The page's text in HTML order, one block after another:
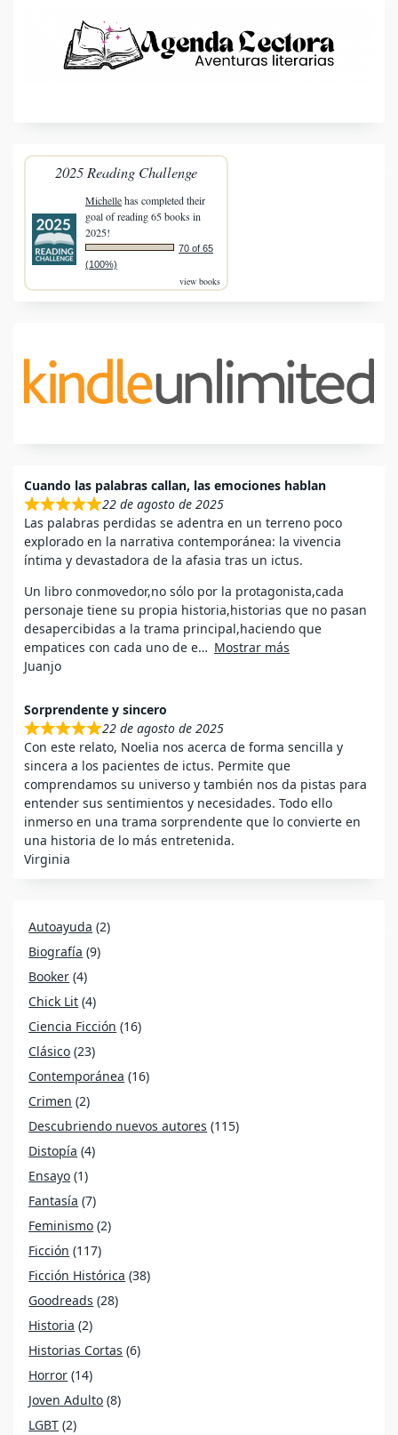
2025 Reading Challenge
Michellehas completed their
goal of reading 65 books in
2025!
70 of 65
(100%)
view books
Cuando las palabras callan, las emociones hablan
22 de agosto de 2025
Las palabras perdidas se adentra en un terreno poco
explorado en la narrativa contemporánea: la vivencia
íntima y devastadora de la afasia tras un ictus.
Un libro conmovedor,no sólo por la protagonista,cada
personaje tiene su propia historia,historias que no pasan
desapercibidas a la trama principal,haciendo que
empatices con cada uno de e
Mostrar más
Juanjo
Sorprendente y sincero
22 de agosto de 2025
Con este relato, Noelia nos acerca de forma sencilla y
sincera a los pacientes de ictus. Permite que
comprendamos su universo y también nos da pistas para
entender sus sentimientos y necesidades. Todo ello
inmerso en una trama sorprendente que lo convierte en
una historia de lo más entretenida.
Virginia
Autoayuda (2)
Biografía (9)
Booker (4)
Chick Lit (4)
Ciencia Ficción (16)
Clásico (23)
Contemporánea (16)
Crimen (2)
Descubriendo nuevos autores (115)
Distopía (4)
Ensayo (1)
Fantasía (7)
Feminismo (2)
Ficción (117)
Ficción Histórica (38)
Goodreads (28)
Historia (2)
Historias Cortas (6)
Horror (14)
Joven Adulto (8)
LGBT (2)